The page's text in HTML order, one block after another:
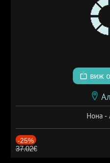
виж
Нона -
-25%
37.02€